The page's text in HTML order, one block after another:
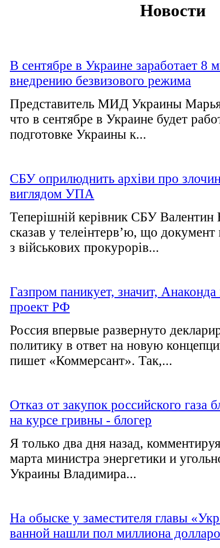
Новости
В сентябре в Украине заработает 8
внедрению безвизового режима
Представитель МИД Украины
что в сентябре в Украине будет
подготовке Украины к...
СБУ оприлюднить архіви про
виглядом УПА
Теперішній керівник СБУ Валентин
сказав у телеінтерв’ю, що документ
з військових прокурорів...
Газпром паникует, значит,
проект РФ
Россия впервые развернуто
политику в ответ на новую
пишет «Коммерсант». Так,...
Отказ от закупок российского газа
на курсе гривны - блогер
Я только два дня назад,
марта министра энергетики и
Украины Владимира...
На обыске у заместителя главы
ванной нашли пол миллиона